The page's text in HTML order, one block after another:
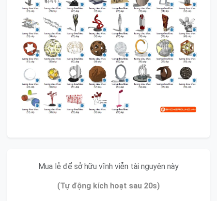
Mua lẻ để sở hữu vĩnh viễn tài nguyên này
(Tự động kích hoạt sau 20s)